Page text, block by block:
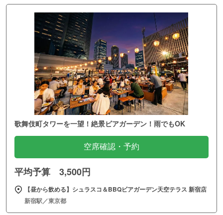
歌舞伎町タワーを一望！絶景ビアガーデン！雨でもOK
空席確認・予約
平均予算 3,500円
【昼から飲める】シュラスコ＆BBQビアガーデン天空テラス 新宿店
新宿駅／東京都